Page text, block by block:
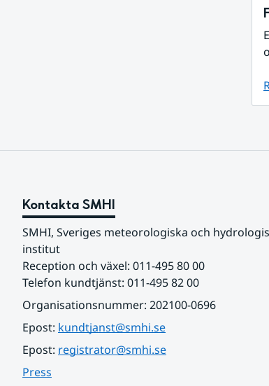
Kontakta SMHI
SMHI, Sveriges meteorologiska och
institut
Reception och växel: 011-495 80 00
Telefon kundtjänst: 011-495 82 00
Organisationsnummer: 202100-0696
Epost: kundtjanst@smhi.se
Epost: registrator@smhi.se
Press